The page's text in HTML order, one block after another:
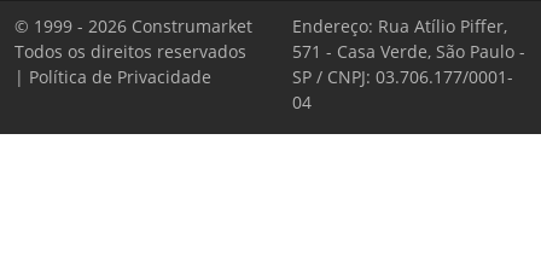
© 1999 - 2026 Construmarket
Todos os direitos reservados
| Política de Privacidade
Endereço: Rua Atílio Piffer,
571 - Casa Verde, São Paulo -
SP / CNPJ: 03.706.177/0001-
04